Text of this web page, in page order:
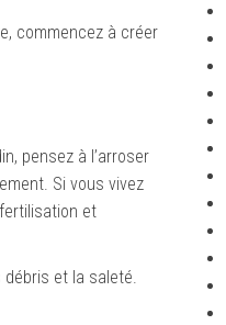
commencez à créer
pensez à l’arroser
Si vous vivez
et
débris et la saleté.